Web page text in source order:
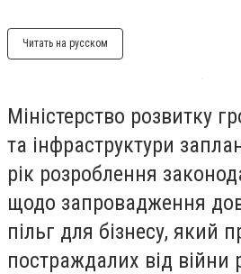
Читать на русском
Міністерство розвитку
та інфраструктури
рік розроблення
щодо запровадження
пільг для бізнесу, який
постраждалих від війни